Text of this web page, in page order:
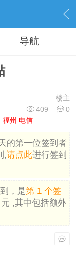
导航
楼主
409
0
福州 电信
的第一位签到者
,请点此进行签到
，是第 1 个签
,其中包括额外